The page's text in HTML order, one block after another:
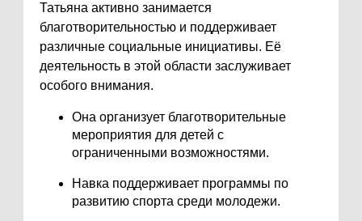
Татьяна активно занимается
благотворительностью и поддерживает
различные социальные инициативы. Её
деятельность в этой области заслуживает
особого внимания.
Она организует благотворительные
мероприятия для детей с
ограниченными возможностями.
Навка поддерживает программы по
развитию спорта среди молодежи.